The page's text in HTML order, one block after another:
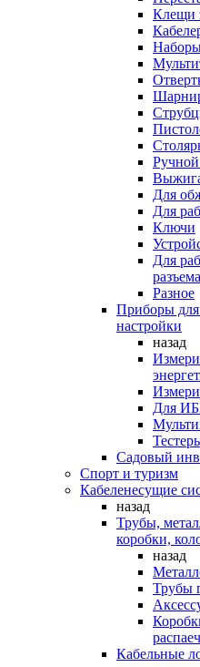
Клещи
Для
Для
Ключи
Для
Разное
Приборы для
настройки
назад
Для
Садовый
Спорт и туризм
Кабеленесущие
назад
Трубы,
коробки,
назад
Трубы
Кабельные